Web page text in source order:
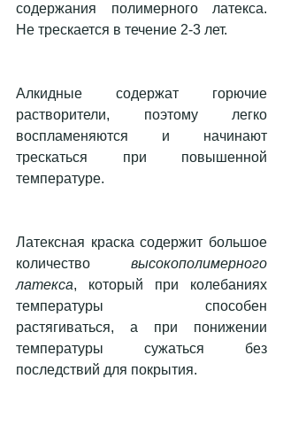
содержания полимерного латекса.
Не трескается в течение 2-3 лет.
Алкидные содержат горючие
растворители, поэтому легко
воспламеняются и начинают
трескаться при повышенной
температуре.
Латексная краска содержит большое
количество высокополимерного
латекса, который при колебаниях
температуры способен
растягиваться, а при понижении
температуры сужаться без
последствий для покрытия.